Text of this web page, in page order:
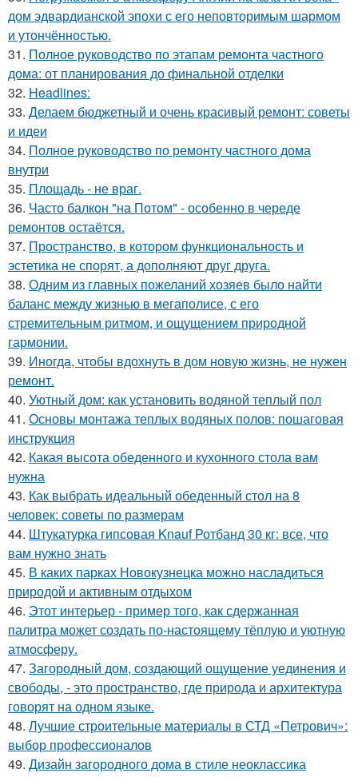
дом эдвардианской эпохи с его неповторимым шармом
и утончённостью.
31. Полное руководство по этапам ремонта частного
дома: от планирования до финальной отделки
32. Headlines:
33. Делаем бюджетный и очень красивый ремонт: советы
и идеи
34. Полное руководство по ремонту частного дома
внутри
35. Площадь - не враг.
36. Часто балкон "на Потом" - особенно в череде
ремонтов остаётся.
37. Пространство, в котором функциональность и
эстетика не спорят, а дополняют друг друга.
38. Одним из главных пожеланий хозяев было найти
баланс между жизнью в мегаполисе, с его
стремительным ритмом, и ощущением природной
гармонии.
39. Иногда, чтобы вдохнуть в дом новую жизнь, не нужен
ремонт.
40. Уютный дом: как установить водяной теплый пол
41. Основы монтажа теплых водяных полов: пошаговая
инструкция
42. Какая высота обеденного и кухонного стола вам
нужна
43. Как выбрать идеальный обеденный стол на 8
человек: советы по размерам
44. Штукатурка гипсовая Knauf Ротбанд 30 кг: все, что
вам нужно знать
45. В каких парках Новокузнецка можно насладиться
природой и активным отдыхом
46. Этот интерьер - пример того, как сдержанная
палитра может создать по-настоящему тёплую и уютную
атмосферу.
47. Загородный дом, создающий ощущение уединения и
свободы, - это пространство, где природа и архитектура
говорят на одном языке.
48. Лучшие строительные материалы в СТД «Петрович»:
выбор профессионалов
49. Дизайн загородного дома в стиле неоклассика